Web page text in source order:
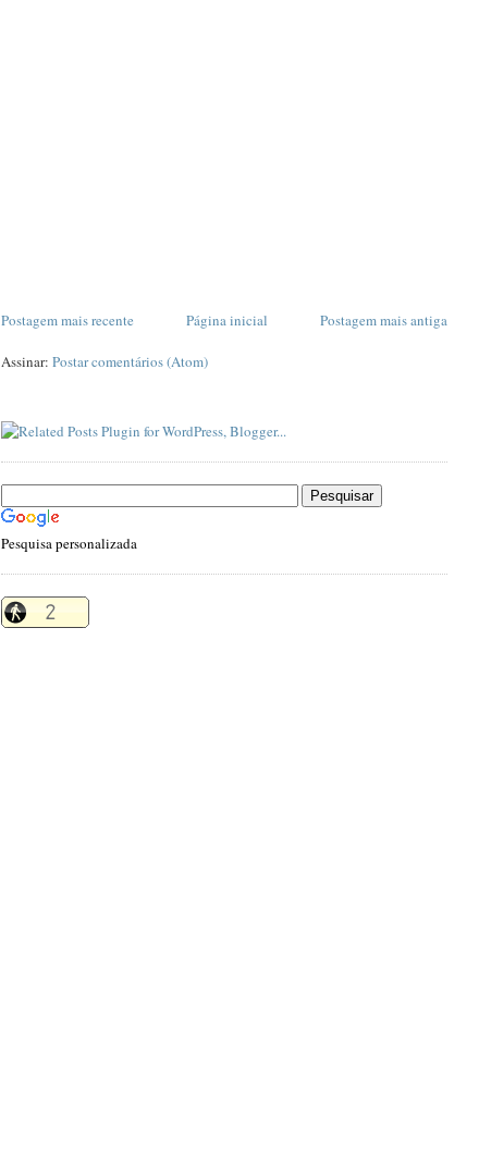
Postagem mais recente Postagem mais antiga
Página inicial
Assinar: Postar comentários (Atom)
Pesquisa personalizada